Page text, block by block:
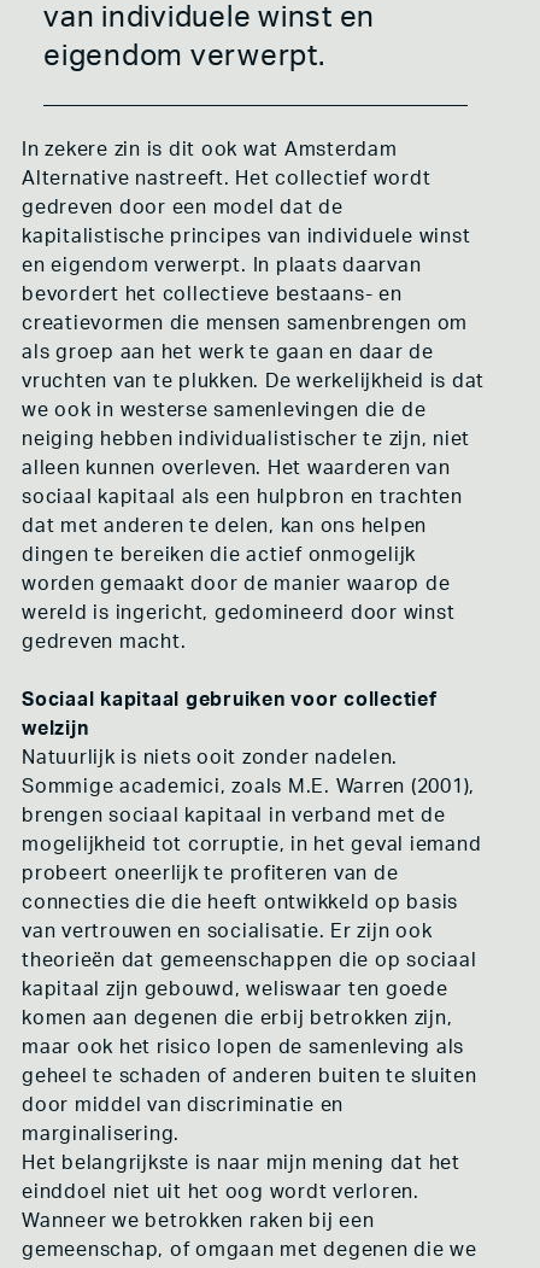
van individuele winst en
eigendom verwerpt.
In zekere zin is dit ook wat Amsterdam
Alternative nastreeft. Het collectief wordt
gedreven door een model dat de
kapitalistische principes van individuele winst
en eigendom verwerpt. In plaats daarvan
bevordert het collectieve bestaans- en
creatievormen die mensen samenbrengen om
als groep aan het werk te gaan en daar de
vruchten van te plukken. De werkelijkheid is dat
we ook in westerse samenlevingen die de
neiging hebben individualistischer te zijn, niet
alleen kunnen overleven. Het waarderen van
sociaal kapitaal als een hulpbron en trachten
dat met anderen te delen, kan ons helpen
dingen te bereiken die actief onmogelijk
worden gemaakt door de manier waarop de
wereld is ingericht, gedomineerd door winst
gedreven macht.
Sociaal kapitaal gebruiken voor collectief
welzijn
Natuurlijk is niets ooit zonder nadelen.
Sommige academici, zoals M.E. Warren (2001),
brengen sociaal kapitaal in verband met de
mogelijkheid tot corruptie, in het geval iemand
probeert oneerlijk te profiteren van de
connecties die die heeft ontwikkeld op basis
van vertrouwen en socialisatie. Er zijn ook
theorieën dat gemeenschappen die op sociaal
kapitaal zijn gebouwd, weliswaar ten goede
komen aan degenen die erbij betrokken zijn,
maar ook het risico lopen de samenleving als
geheel te schaden of anderen buiten te sluiten
door middel van discriminatie en
marginalisering.
Het belangrijkste is naar mijn mening dat het
einddoel niet uit het oog wordt verloren.
Wanneer we betrokken raken bij een
gemeenschap, of omgaan met degenen die we